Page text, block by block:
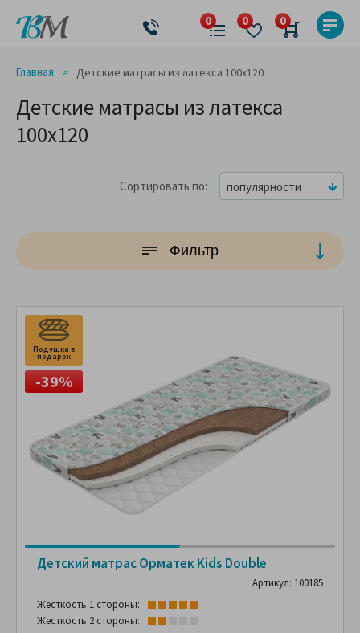
Главная Детские матрасы из латекса 100x120
Детские матрасы из латекса
100x120
Сортировать по популярности
Фильтр
Подушка в
подарок
-39%
Детский матрас Орматек Kids Double
Артикул: 100185
Жесткость 1 стороны:
Жесткость 2 стороны: